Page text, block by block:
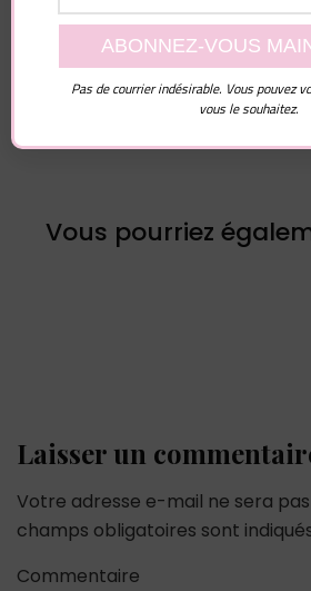
Navigation
d'article
Article précédent
Si c’est pas pour du
sérieux… ça vaut pas
Vous pourriez
Laisser un
Votre adresse e-mail ne sera
champs obligatoires sont
Commentaire
Pas de courrier indésirable. Vous pouvez
vous le souhaitez.